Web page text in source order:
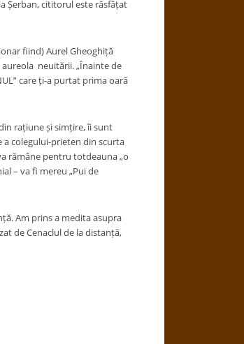
Șerban, cititorul este răsfățat
fiind) Aurel Gheoghiță
neuitării. „Înainte de
care ți-a purtat prima oară
rațiune și simțire, îi sunt
colegului-prieten din scurta
rămâne pentru totdeauna „o
– va fi mereu „Pui de
Am prins a medita asupra
de Cenaclul de la distanță,